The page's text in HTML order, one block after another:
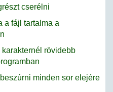
cserélni
a fájl tartalma a
rövidebb
minden sor elejére